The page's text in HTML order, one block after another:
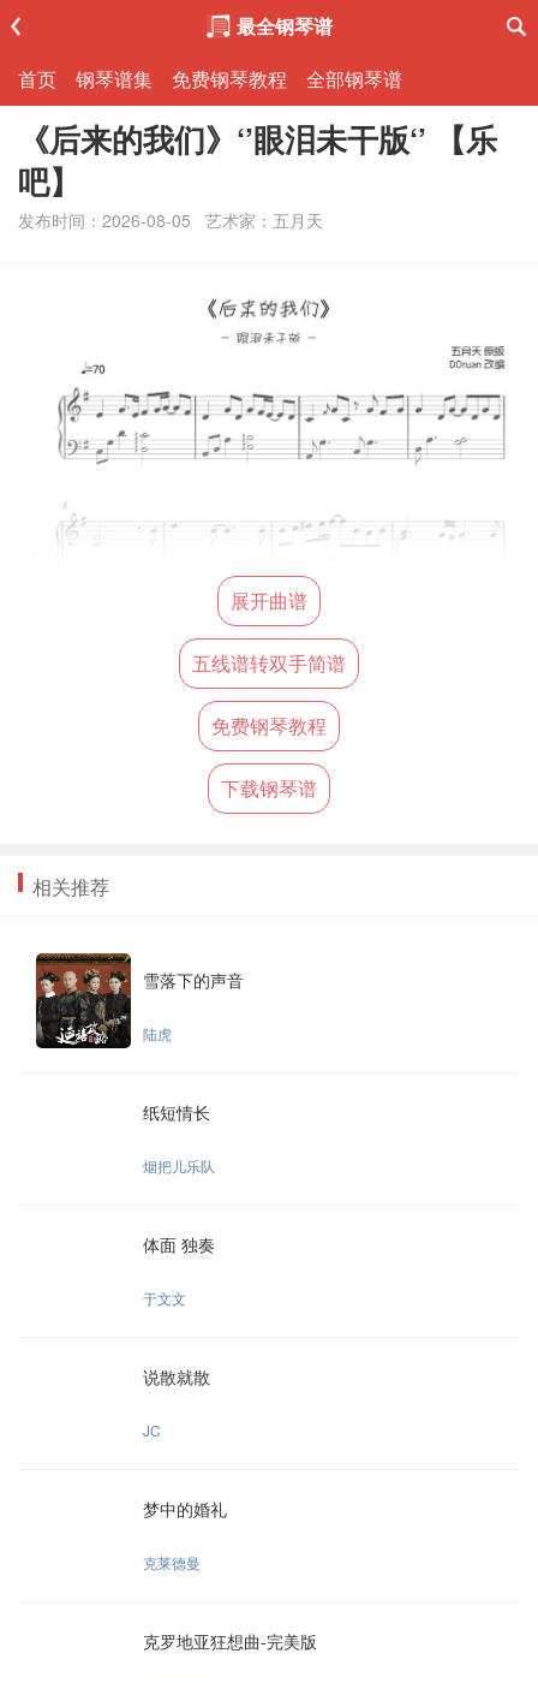
最全钢琴谱
首页
钢琴谱集 免费钢琴教程 全部钢琴谱
《后来的我们》‘’眼泪未干版‘’ 【乐
吧】
发布时间：2026-08-05 艺术家：五月天
展开曲谱
五线谱转双手简谱
免费钢琴教程
下载钢琴谱
相关推荐
雪落下的声音
陆虎
纸短情长
烟把儿乐队
体面 独奏
于文文
说散就散
JC
梦中的婚礼
克莱德曼
克罗地亚狂想曲-完美版